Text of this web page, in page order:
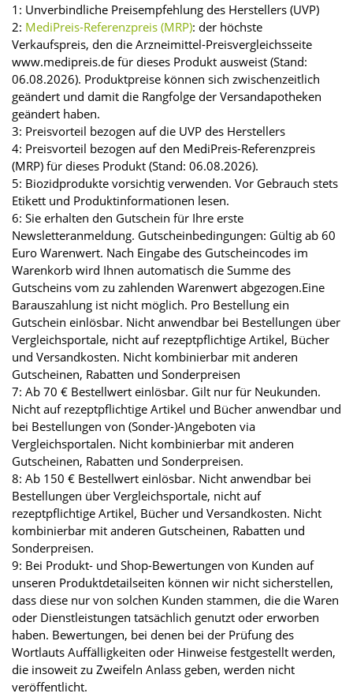
1: Unverbindliche Preisempfehlung des Herstellers (UVP)
2: MediPreis-Referenzpreis (MRP): der höchste
Verkaufspreis, den die Arzneimittel-Preisvergleichsseite
www.medipreis.de für dieses Produkt ausweist (Stand:
06.08.2026). Produktpreise können sich zwischenzeitlich
geändert und damit die Rangfolge der Versandapotheken
geändert haben.
3: Preisvorteil bezogen auf die UVP des Herstellers
4: Preisvorteil bezogen auf den MediPreis-Referenzpreis
(MRP) für dieses Produkt (Stand: 06.08.2026).
5: Biozidprodukte vorsichtig verwenden. Vor Gebrauch stets
Etikett und Produktinformationen lesen.
6: Sie erhalten den Gutschein für Ihre erste
Newsletteranmeldung. Gutscheinbedingungen: Gültig ab 60
Euro Warenwert. Nach Eingabe des Gutscheincodes im
Warenkorb wird Ihnen automatisch die Summe des
Gutscheins vom zu zahlenden Warenwert abgezogen.Eine
Barauszahlung ist nicht möglich. Pro Bestellung ein
Gutschein einlösbar. Nicht anwendbar bei Bestellungen über
Vergleichsportale, nicht auf rezeptpflichtige Artikel, Bücher
und Versandkosten. Nicht kombinierbar mit anderen
Gutscheinen, Rabatten und Sonderpreisen
7: Ab 70 € Bestellwert einlösbar. Gilt nur für Neukunden.
Nicht auf rezeptpflichtige Artikel und Bücher anwendbar und
bei Bestellungen von (Sonder-)Angeboten via
Vergleichsportalen. Nicht kombinierbar mit anderen
Gutscheinen, Rabatten und Sonderpreisen.
8: Ab 150 € Bestellwert einlösbar. Nicht anwendbar bei
Bestellungen über Vergleichsportale, nicht auf
rezeptpflichtige Artikel, Bücher und Versandkosten. Nicht
kombinierbar mit anderen Gutscheinen, Rabatten und
Sonderpreisen.
9: Bei Produkt- und Shop-Bewertungen von Kunden auf
unseren Produktdetailseiten können wir nicht sicherstellen,
dass diese nur von solchen Kunden stammen, die die Waren
oder Dienstleistungen tatsächlich genutzt oder erworben
haben. Bewertungen, bei denen bei der Prüfung des
Wortlauts Auffälligkeiten oder Hinweise festgestellt werden,
die insoweit zu Zweifeln Anlass geben, werden nicht
veröffentlicht.